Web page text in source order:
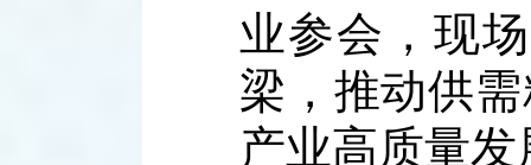
业参会，现
梁，推动供
产业高质量